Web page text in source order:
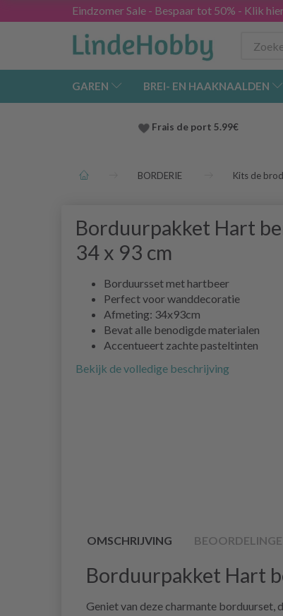
Eindzomer Sale - Bespaar tot 50% - Klik
GAREN BREI- EN HAAKNAALDEN
Frais de port 5.99€
BORDERIE Kits de
Borduurpakket Hart
34 x 93 cm
Borduursset met hartbeer
Perfect voor wanddecoratie
Afmeting: 34x93cm
Bevat alle benodigde materialen
Accentueert zachte pasteltinten
Bekijk de volledige beschrijving
OMSCHRIJVING
Borduurpakket Hart
Geniet van deze charmante